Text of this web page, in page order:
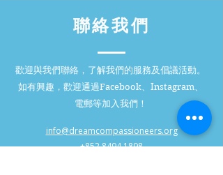
聯絡我們
歡迎與我們聯絡，了解我們的服務及倡議活動。
如有興趣，歡迎通過Facebook、Instagram、
電郵等加入我們！
info@dreamcompassioneers.org
+852 8494 1898